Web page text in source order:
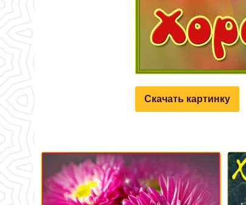
Скачать картинку